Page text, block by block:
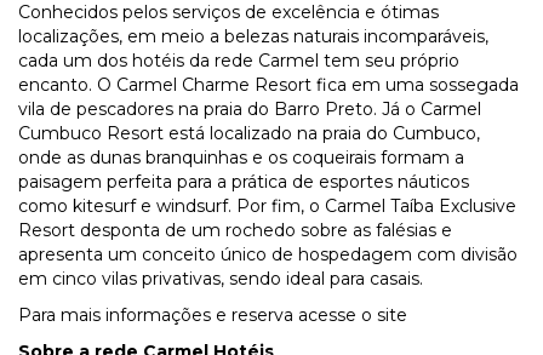
Conhecidos pelos serviços de excelência e ótimas
localizações, em meio a belezas naturais incomparáveis,
cada um dos hotéis da rede Carmel tem seu próprio
encanto. O Carmel Charme Resort fica em uma sossegada
vila de pescadores na praia do Barro Preto. Já o Carmel
Cumbuco Resort está localizado na praia do Cumbuco,
onde as dunas branquinhas e os coqueirais formam a
paisagem perfeita para a prática de esportes náuticos
como kitesurf e windsurf. Por fim, o Carmel Taíba Exclusive
Resort desponta de um rochedo sobre as falésias e
apresenta um conceito único de hospedagem com divisão
em cinco vilas privativas, sendo ideal para casais.
Para mais informações e reserva acesse o site